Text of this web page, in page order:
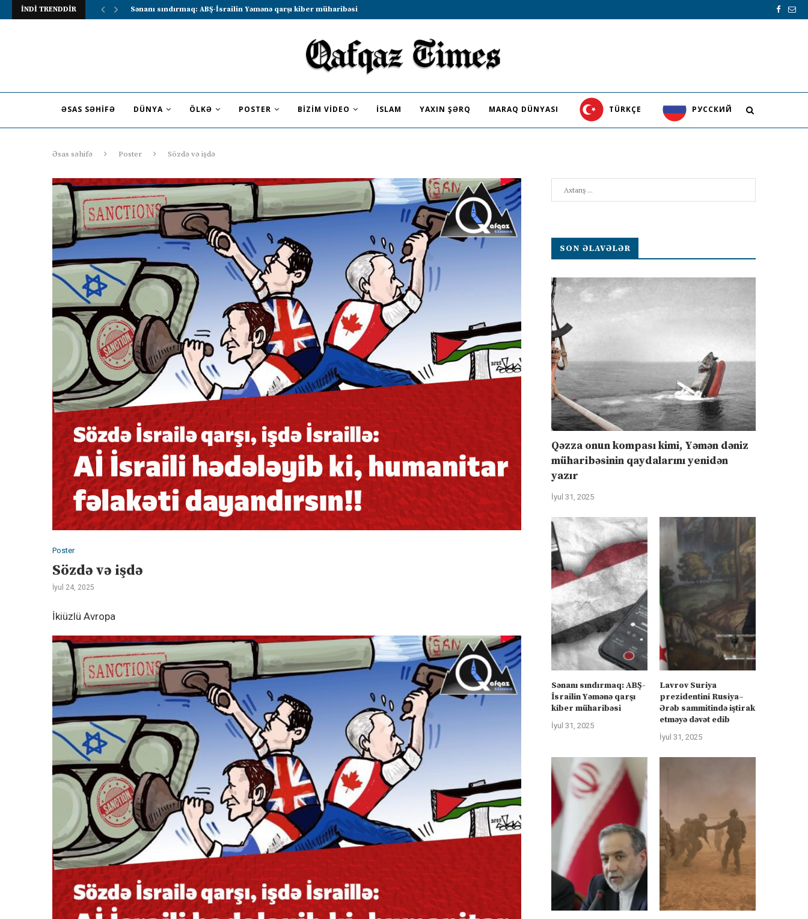
İNDİ TRENDDİR Lavrov Suriya prezidentini Rusiya–Ərəb sammitində iştirak etməyə dəvət...
ƏSAS SƏHIFƏ DÜNYA ÖLKƏ POSTER BIZIM VIDEO İSLAM YAXIN ŞƏRQ MARAQ DÜNYASI TÜRKÇE PУССКИЙ
Əsas səhifə Poster Sözdə və işdə
Poster
Sözdə və işdə
İyul 24, 2025
İkiüzlü Avropa
SON ƏLAVƏLƏR
Qəzza onun kompası kimi, Yəmən dəniz
müharibəsinin qaydalarını yenidən
yazır
İyul 31, 2025
Sənanı sındırmaq: ABŞ-
İsrailin Yəmənə qarşı
kiber müharibəsi
İyul 31, 2025
Lavrov Suriya
prezidentini Rusiya–
Ərəb sammitində iştirak
etməyə dəvət edib
İyul 31, 2025